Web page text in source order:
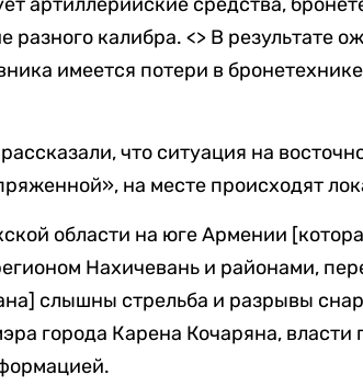
разного калибра. <> В результате
имеется потери в
что ситуация на
на месте происходят
области на юге Армении
Нахичевань и районами,
слышны стрельба и разрывы
города Карена Кочаряна, власти